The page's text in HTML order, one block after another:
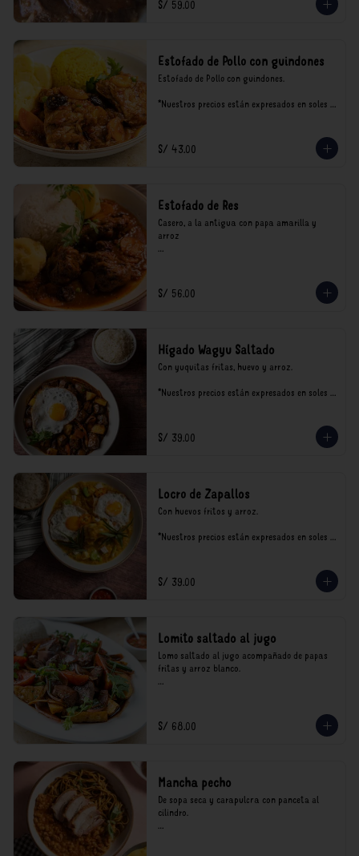
S/ 59.00
Estofado de Pollo con guindones
Estofado de Pollo con guindones.
*Nuestros precios están expresados en soles e
S/ 43.00
Estofado de Res
Casero, a la antigua con papa amarilla y
arroz
consumo.
S/ 56.00
Hígado Wagyu Saltado
Con yuquitas fritas, huevo y arroz.
*Nuestros precios están expresados en soles e
S/ 39.00
Locro de Zapallos
Con huevos fritos y arroz.
*Nuestros precios están expresados en soles e
S/ 39.00
Lomito saltado al jugo
Lomo saltado al jugo acompañado de papas
fritas y arroz blanco.
consumo.
S/ 68.00
Mancha pecho
De sopa seca y carapulcra con panceta al
cilindro.